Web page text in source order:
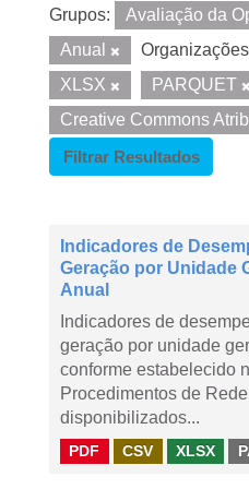
Grupos: Avaliação da
Anual
XLSX
PARQUET
Creative Commons
Filtrar Resultados
Indicadores de
Geração por Unidade
Anual
Indicadores de
geração por unidade
conforme estabelecido
Procedimentos de
disponibilizados...
PDF CSV XLSX